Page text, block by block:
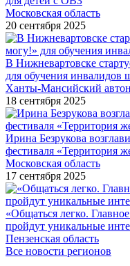
Московская область
20 сентября 2025
В Нижневартовске
для обучения инвалидов
Ханты-Мансийский
18 сентября 2025
Ирина Безрукова
фестиваля «Территория
Московская область
17 сентября 2025
«Общаться легко.
пройдут уникальные
Пензенская область
Все новости регионов